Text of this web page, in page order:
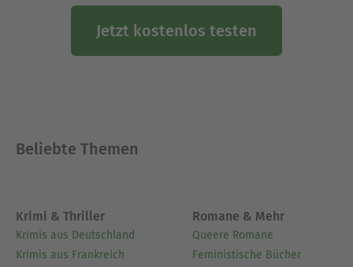
Jetzt kostenlos testen
Beliebte Themen
Krimi & Thriller
Krimis aus Deutschland
Krimis aus Frankreich
Romane & Mehr
Queere Romane
Feministische Bücher